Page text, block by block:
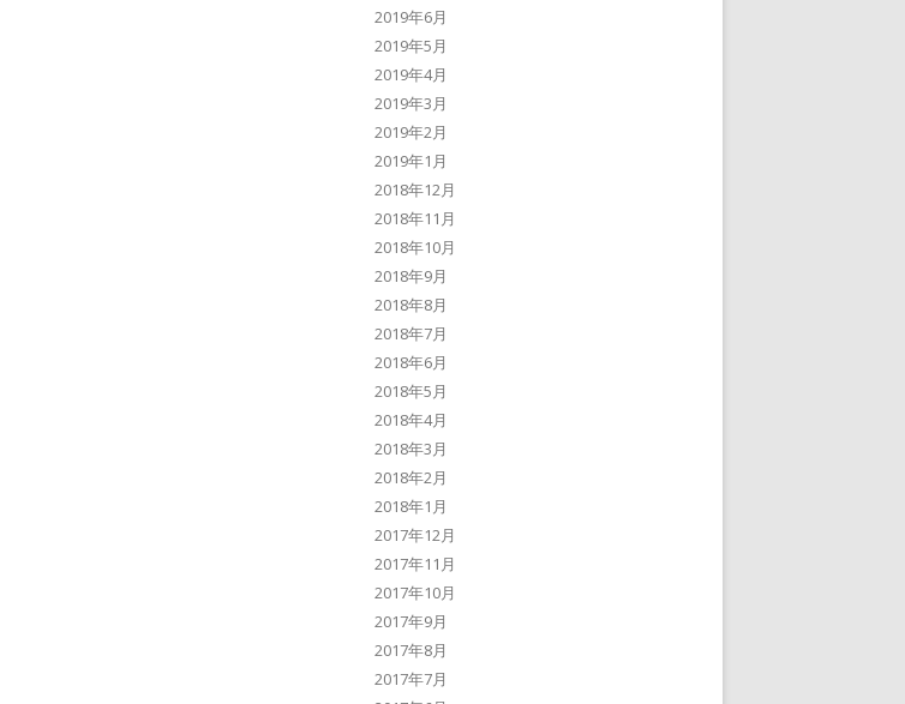
2019年6月
2019年5月
2019年4月
2019年3月
2019年2月
2019年1月
2018年12月
2018年11月
2018年10月
2018年9月
2018年8月
2018年7月
2018年6月
2018年5月
2018年4月
2018年3月
2018年2月
2018年1月
2017年12月
2017年11月
2017年10月
2017年9月
2017年8月
2017年7月